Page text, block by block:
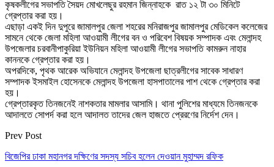
কৃষকলীগের সভাপতি সৈয়দ মোখলেছুর রহমান জিন্নাহকে রাত ১২ টা ৩০ মিনিটে
গ্রেপ্তার করা হয়।
এছাড়া একই দিন দুপুরে জামালপুর জেলা শহরের মনিরাজপুর জামালপুর মেডিকেল কলেজের
সামনে থেকে জেলা মহিলা আওয়ামী লীগের বন ও পরিবেশ বিষয়ক সম্পাদক এবং মেলান্দহ
উপজেলার চরবানীপাকুরিয়া ইউনিয়ন মহিলা আওয়ামী লীগের সভাপতি কামরুন নাহার
কাননকে গ্রেপ্তার করা হয়।
অপরদিকে, পৃথক আরেক অভিযানে মেলান্দহ উপজেলা ছাত্রলীগের সাবেক সাধারণ
সম্পাদক ইসমাইল হোসেনকে মেলান্দহ উপজেলা হাসপাতালের পাশ থেকে গ্রেপ্তার করা
হয়।
গ্রেপ্তারকৃত তিনজনেই নাশকতার মামলার আসামি। থানা পুলিশের মাধ্যমে তিনজনকে
আদালতে সোপর্দ করা হলে আদালত তাদের জেল হাজতে প্রেরণের নির্দেশ দেন।
Prev Post
বিজেপির ঢাকা মহানগর দক্ষিণের সদস্য সচিব হলেন দেওয়ান মুহাম্মদ রফিক